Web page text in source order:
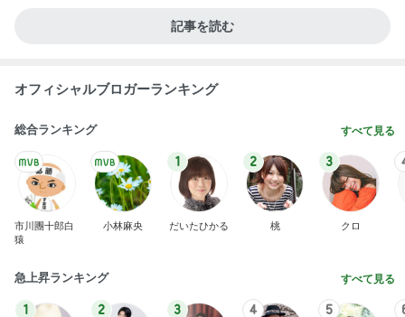
記事を読む
オフィシャルブロガーランキング
総合ランキング すべて見る
市川團十郎白
猿
小林麻央
1
だいたひかる
2
桃
3
クロ
急上昇ランキング すべて見る
1 2 3 4 5